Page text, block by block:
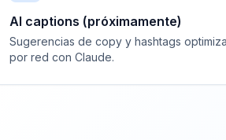
AI captions (próximamente)
Sugerencias de copy y hashtags
por red con Claude.